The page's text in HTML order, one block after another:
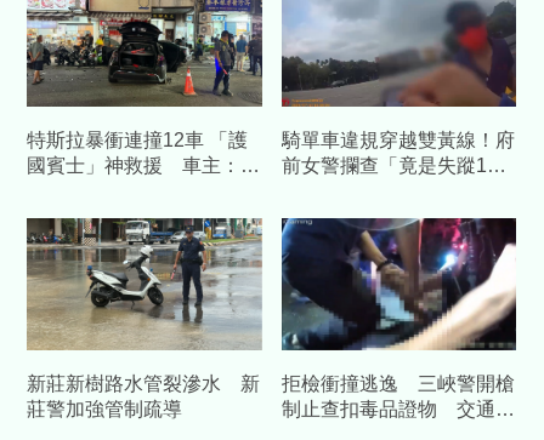
特斯拉暴衝連撞12車 「護
國賓士」神救援 車主：幸
騎單車違規穿越雙黃線！府
前女警攔查「竟是失蹤1年
新莊新樹路水管裂滲水 新
莊警加強管制疏導
拒檢衝撞逃逸 三峽警開槍
制止查扣毒品證物 交通違